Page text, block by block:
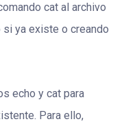
cat al archivo
ya existe o creando
echo y cat para
Para ello,